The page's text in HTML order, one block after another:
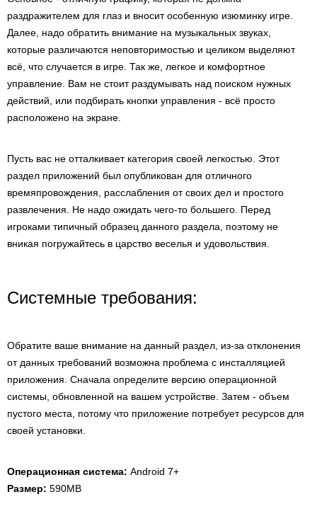
раздражителем для глаз и вносит особенную изюминку игре.
Далее, надо обратить внимание на музыкальных звуках,
которые различаются неповторимостью и целиком выделяют
всё, что случается в игре. Так же, легкое и комфортное
управление. Вам не стоит раздумывать над поиском нужных
действий, или подбирать кнопки управления - всё просто
расположено на экране.
Пусть вас не отталкивает категория своей легкостью. Этот
раздел приложений был опубликован для отличного
времяпровождения, расслабления от своих дел и простого
развлечения. Не надо ожидать чего-то большего. Перед
игроками типичный образец данного раздела, поэтому не
вникая погружайтесь в царство веселья и удовольствия.
Системные требования:
Обратите ваше внимание на данный раздел, из-за отклонения
от данных требований возможна проблема с инсталляцией
приложения. Сначала определите версию операционной
системы, обновленной на вашем устройстве. Затем - объем
пустого места, потому что приложение потребует ресурсов для
своей установки.
Операционная система: Android 7+
Размер: 590MB